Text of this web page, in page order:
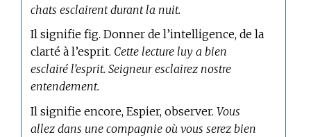
chats esclairent durant la nuit.
Il signifie fig. Donner de l’intelligence, de la
clarté à l’esprit. Cette lecture luy a bien
esclairé l’esprit. Seigneur esclairez nostre
entendement.
Il signifie encore, Espier, observer.Vous
allez dans une compagnie où vous serez bien